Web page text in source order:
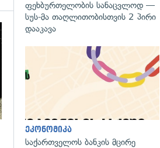
გადახედვა
ფეხბურთელობის სანაცვლოდ —
სუს-მა თაღლითობისთვის 2 პირი
დააკავა
ეკონომიკა
საქართველოს ბანკის მცირე